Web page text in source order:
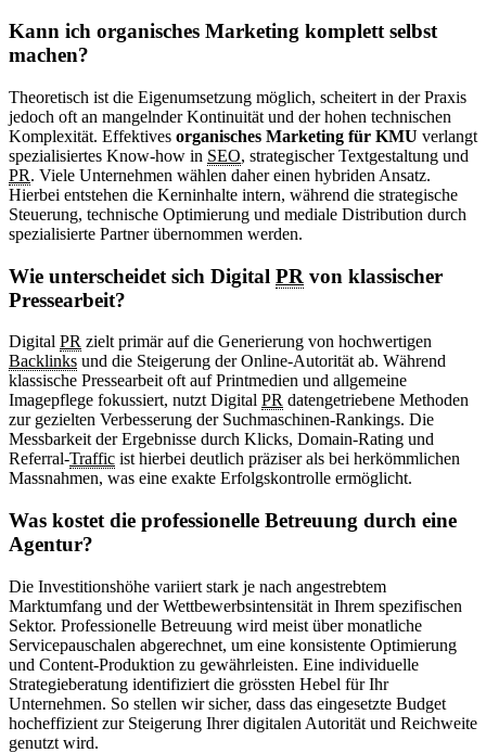
Kann ich organisches Marketing komplett selbst
machen?
Theoretisch ist die Eigenumsetzung möglich, scheitert in der Praxis
jedoch oft an mangelnder Kontinuität und der hohen technischen
Komplexität. Effektives organisches Marketing für KMU verlangt
spezialisiertes Know-how in SEO, strategischer Textgestaltung und
PR. Viele Unternehmen wählen daher einen hybriden Ansatz.
Hierbei entstehen die Kerninhalte intern, während die strategische
Steuerung, technische Optimierung und mediale Distribution durch
spezialisierte Partner übernommen werden.
Wie unterscheidet sich Digital PR von klassischer
Pressearbeit?
Digital PR zielt primär auf die Generierung von hochwertigen
Backlinks und die Steigerung der Online-Autorität ab. Während
klassische Pressearbeit oft auf Printmedien und allgemeine
Imagepflege fokussiert, nutzt Digital PR datengetriebene Methoden
zur gezielten Verbesserung der Suchmaschinen-Rankings. Die
Messbarkeit der Ergebnisse durch Klicks, Domain-Rating und
Referral-Traffic ist hierbei deutlich präziser als bei herkömmlichen
Massnahmen, was eine exakte Erfolgskontrolle ermöglicht.
Was kostet die professionelle Betreuung durch eine
Agentur?
Die Investitionshöhe variiert stark je nach angestrebtem
Marktumfang und der Wettbewerbsintensität in Ihrem spezifischen
Sektor. Professionelle Betreuung wird meist über monatliche
Servicepauschalen abgerechnet, um eine konsistente Optimierung
und Content-Produktion zu gewährleisten. Eine individuelle
Strategieberatung identifiziert die grössten Hebel für Ihr
Unternehmen. So stellen wir sicher, dass das eingesetzte Budget
hocheffizient zur Steigerung Ihrer digitalen Autorität und Reichweite
genutzt wird.